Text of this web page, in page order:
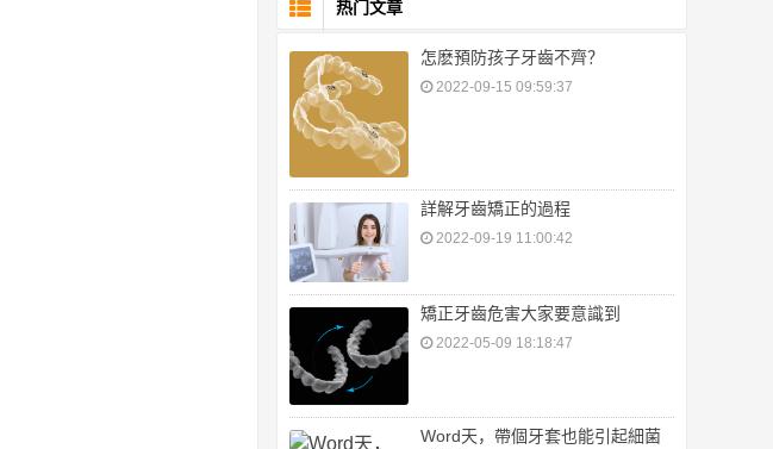
热门文章
怎麽預防孩子牙齒不齊？
2022-09-15 09:59:37
詳解牙齒矯正的過程
2022-09-19 11:00:42
矯正牙齒危害大家要意識到
2022-05-09 18:18:47
Word天，帶個牙套也能引起細菌